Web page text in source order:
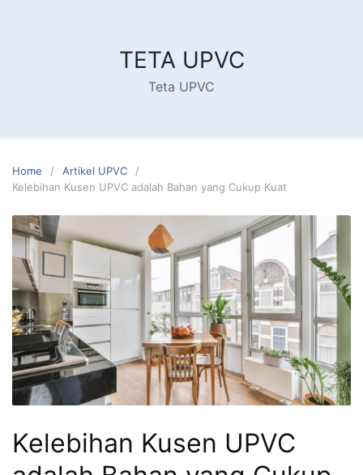
TETA UPVC
Teta UPVC
Home
Artikel UPVC
Kelebihan Kusen UPVC adalah Bahan yang Cukup Kuat
Kelebihan Kusen UPVC